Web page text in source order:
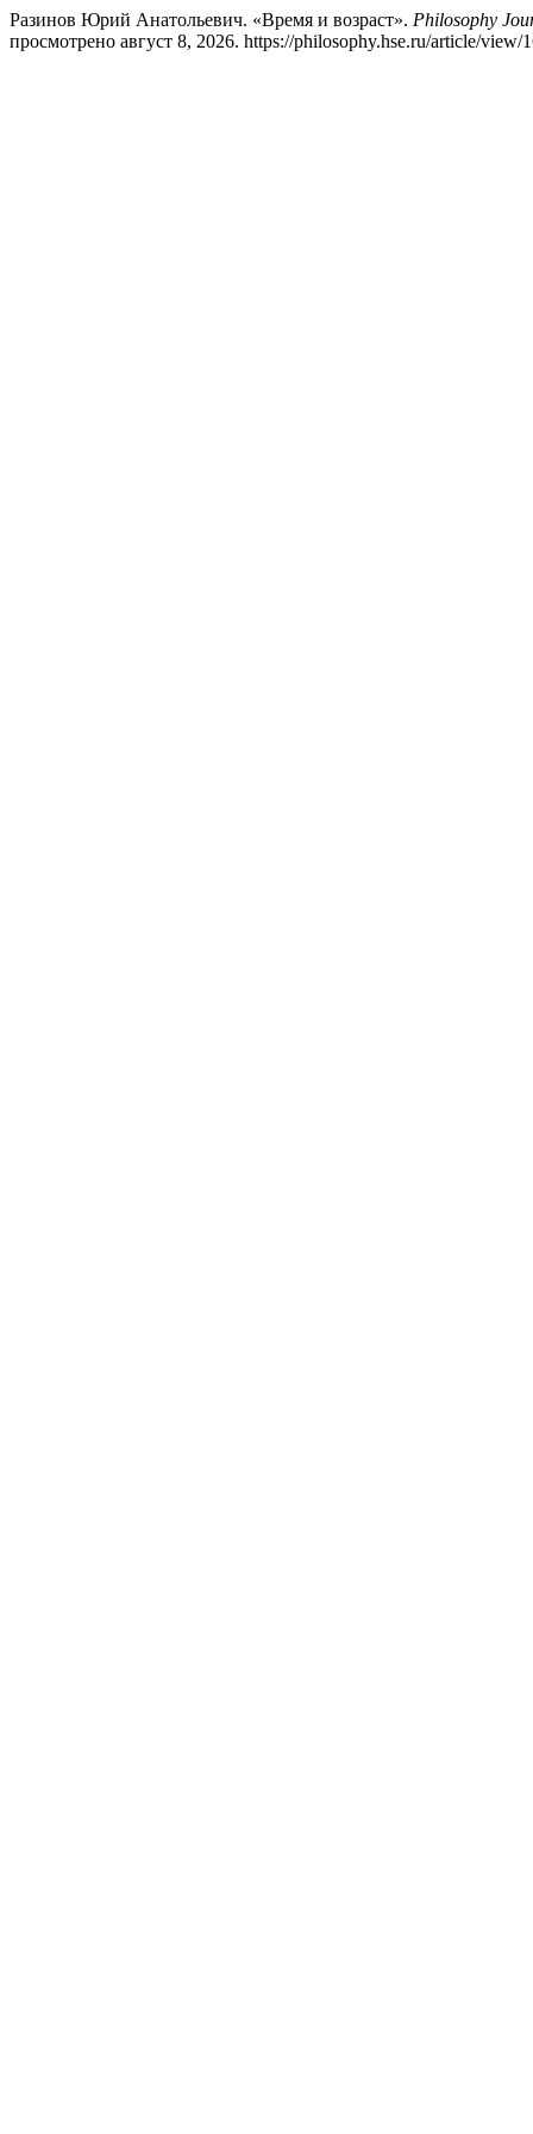
Разинов Юрий Анатольевич. «Время и возраст». Philosophy
просмотрено август 8, 2026. https://philosophy.hse.ru/article/view/